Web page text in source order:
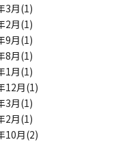
3月(1)
2月(1)
9月(1)
8月(1)
1月(1)
12月(1)
3月(1)
2月(1)
10月(2)